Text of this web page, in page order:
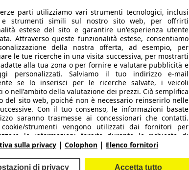
modelli
Area rivenditori
Servizi per i dealer
parti utilizziamo vari strumenti tecnologici, inclusi
e strumenti simili sul nostro sito web, per offrirti
estese del sito e garantire un'esperienza utente
Attraverso queste funzionalità estese, consentiamo
della nostra offerta, ad esempio, per
le tue ricerche in una visita successiva, per mostrarti
alla tua zona o per fornire e valutare pubblicità e
personalizzati. Salviamo il tuo indirizzo e-mail
se lo inserisci per le ricerche salvate, i veicoli
o nell'ambito della valutazione dei prezzi. Ciò semplifica
del sito web, poiché non è necessario reinserirlo nelle
Con il tuo consenso, le informazioni basate
saranno trasmesse ai concessionari che contatti.
strumenti vengono utilizzati dai fornitori per
le informazioni fornite durante le richieste di
per 30 giorni e per riutilizzarle automaticamente
Senza l'utilizzo di tali cookie/strumenti, tali
sulla privacy | Colophon | Elenco fornitori
di privacy Accetta tutto